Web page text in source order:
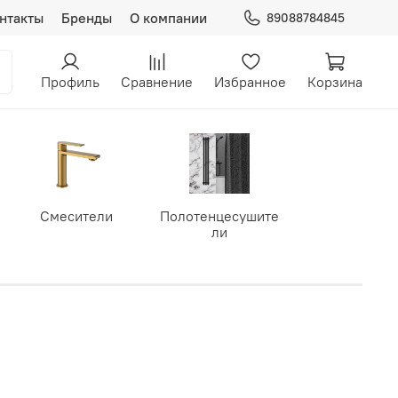
Бренды О компании 89088784845
Профиль Сравнение Избранное Корзина
Смесители
Полотенцесушите
ли